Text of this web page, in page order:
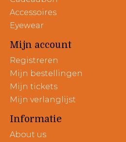
Accessoires
Eyewear
Mijn account
Registreren
Mijn bestellingen
Mijn tickets
Mijn verlanglijst
Informatie
About us